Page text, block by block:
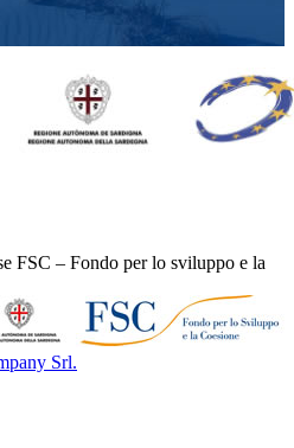
FSC – Fondo per lo sviluppo e la
Srl.